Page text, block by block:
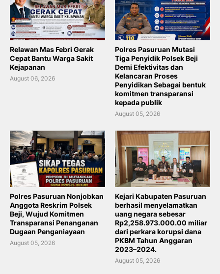
Relawan Mas Febri Gerak
Cepat Bantu Warga Sakit
Kejapanan
August 06, 2026
Polres Pasuruan Mutasi
Tiga Penyidik Polsek Beji
Demi Efektivitas dan
Kelancaran Proses
Penyidikan Sebagai bentuk
komitmen transparansi
kepada publik
August 05, 2026
Polres Pasuruan Nonjobkan
Anggota Reskrim Polsek
Beji, Wujud Komitmen
Transparansi Penanganan
Dugaan Penganiayaan
August 05, 2026
Kejari Kabupaten Pasuruan
berhasil menyelamatkan
uang negara sebesar
Rp2,258.973.000.00 miliar
dari perkara korupsi dana
PKBM Tahun Anggaran
2023–2024.
August 05, 2026